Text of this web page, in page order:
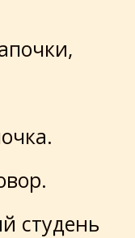
студень